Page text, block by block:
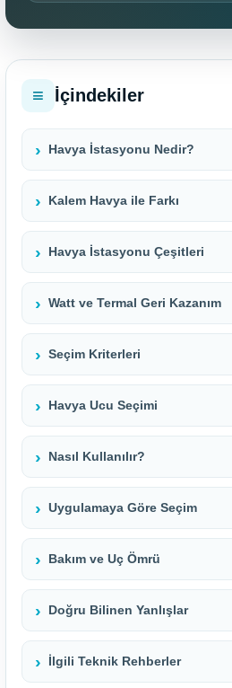
İçindekiler
Havya İstasyonu Nedir?
Kalem Havya ile Farkı
Havya İstasyonu Çeşitleri
Watt ve Termal Geri Kazanım
Seçim Kriterleri
Havya Ucu Seçimi
Nasıl Kullanılır?
Uygulamaya Göre Seçim
Bakım ve Uç Ömrü
Doğru Bilinen Yanlışlar
İlgili Teknik Rehberler